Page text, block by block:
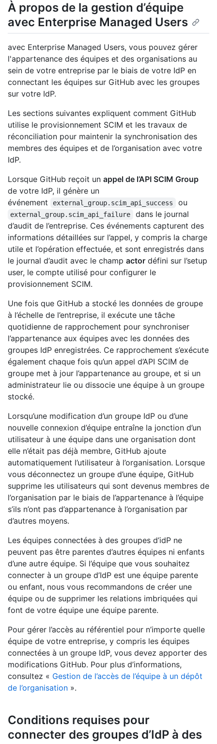
À propos de la gestion d’équipe
avec Enterprise Managed Users
avec Enterprise Managed Users, vous pouvez gérer
l'appartenance des équipes et des organisations au
sein de votre entreprise par le biais de votre IdP en
connectant les équipes sur GitHub avec les groupes
sur votre IdP.
Les sections suivantes expliquent comment GitHub
utilise le provisionnement SCIM et les travaux de
réconciliation pour maintenir la synchronisation des
membres des équipes et de l’organisation avec votre
IdP.
Lorsque GitHub reçoit un appel de l’API SCIM Group
de votre IdP, il génère un
événement
external_group.scim_api_success ou
external_group.scim_api_failure
dans le journal
d’audit de l’entreprise. Ces événements capturent des
informations détaillées sur l’appel, y compris la charge
utile et l’opération effectuée, et sont enregistrés dans
le journal d’audit avec le champ actor défini sur l’setup
user, le compte utilisé pour configurer le
provisionnement SCIM.
Une fois que GitHub a stocké les données de groupe
à l’échelle de l’entreprise, il exécute une tâche
quotidienne de rapprochement pour synchroniser
l’appartenance aux équipes avec les données des
groupes IdP enregistrées. Ce rapprochement s’exécute
également chaque fois qu’un appel d’API SCIM de
groupe met à jour l’appartenance au groupe, et si un
administrateur lie ou dissocie une équipe à un groupe
stocké.
Lorsqu’une modification d’un groupe IdP ou d’une
nouvelle connexion d’équipe entraîne la jonction d’un
utilisateur à une équipe dans une organisation dont
elle n’était pas déjà membre, GitHub ajoute
automatiquement l’utilisateur à l’organisation. Lorsque
vous déconnectez un groupe d’une équipe, GitHub
supprime les utilisateurs qui sont devenus membres de
l’organisation par le biais de l’appartenance à l’équipe
s’ils n’ont pas d’appartenance à l’organisation par
d’autres moyens.
Les équipes connectées à des groupes d’idP ne
peuvent pas être parentes d’autres équipes ni enfants
d’une autre équipe. Si l’équipe que vous souhaitez
connecter à un groupe d’IdP est une équipe parente
ou enfant, nous vous recommandons de créer une
équipe ou de supprimer les relations imbriquées qui
font de votre équipe une équipe parente.
Pour gérer l’accès au référentiel pour n’importe quelle
équipe de votre entreprise, y compris les équipes
connectées à un groupe IdP, vous devez apporter des
modifications GitHub. Pour plus d’informations,
consultez « Gestion de l’accès de l’équipe à un dépôt
de l’organisation ».
Conditions requises pour
connecter des groupes d’IdP à des